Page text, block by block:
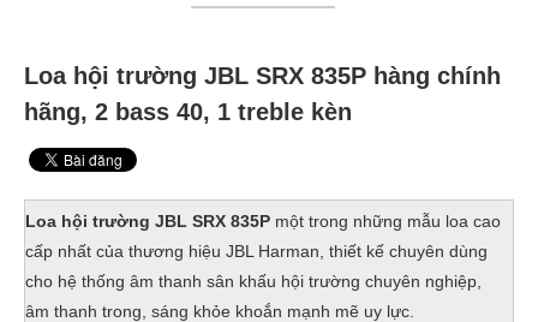
Loa hội trường JBL SRX 835P hàng chính
hãng, 2 bass 40, 1 treble kèn
Loa hội trường JBL SRX 835P một trong những mẫu loa cao
cấp nhất của thương hiệu JBL Harman, thiết kế chuyên dùng
cho hệ thống âm thanh sân khấu hội trường chuyên nghiệp,
âm thanh trong, sáng khỏe khoắn mạnh mẽ uy lực.